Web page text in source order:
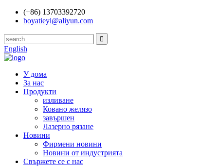
(+86) 13703392720
boyatieyi@aliyun.com
English
У дома
За нас
Продукти
изливане
Ковано желязо
завършен
Лазерно рязане
Новини
Фирмени новини
Новини от индустрията
Свържете се с нас